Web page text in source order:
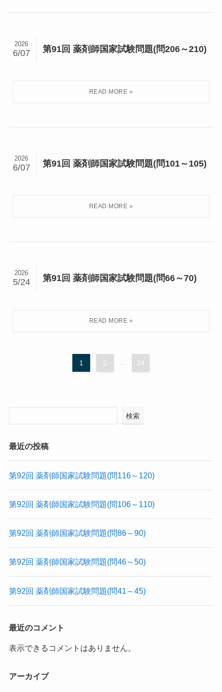
第91回 薬剤師国家試験問題(問206～210)
2026
6/07
第91回 薬剤師国家試験問題(問101～105)
2026
6/07
第91回 薬剤師国家試験問題(問66～70)
2026
5/24
1 2 ... 34
検索
最近の投稿
第92回 薬剤師国家試験問題(問116～120)
第92回 薬剤師国家試験問題(問106～110)
第92回 薬剤師国家試験問題(問86～90)
第92回 薬剤師国家試験問題(問46～50)
第92回 薬剤師国家試験問題(問41～45)
最近のコメント
表示できるコメントはありません。
アーカイブ